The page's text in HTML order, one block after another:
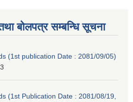
बोलपत्र सम्बन्धि सूचना
(1st publication Date : 2081/09/05)
(1st Publication Date : 2081/08/19,